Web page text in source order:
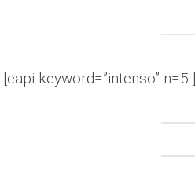
[eapi keyword=”intenso” n=5 ]